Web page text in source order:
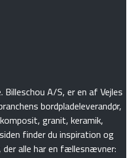
A/S, er en af Vejles
bordpladeleverandør,
granit, keramik,
finder du inspiration og
alle har en fællesnævner: